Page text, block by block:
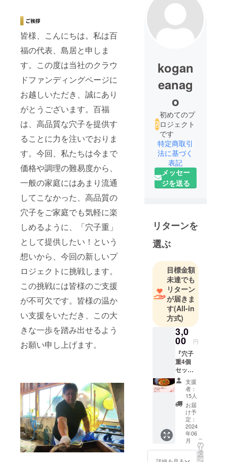
皆様、こんにちは。私は百
福の代表、島居と申しま
す。この度は当社のクラウ
ドファンディングページに
お越しいただき、誠にあり
がとうございます。百福
は、高品質な穴子を提供す
ることに力を注いでおりま
す。今回、私たちは今まで
価格や調理の難易度から、
一般の家庭にはあまり流通
してこなかった、高品質の
穴子をご家庭でも気軽に楽
しめるように、「穴子重」
として提供したい！という
想いから、今回の新しいプ
ロジェクトに挑戦します。
この挑戦には皆様のご支援
が不可欠です。皆様の温か
い支援をいただき、この大
きな一歩を踏み出せるよう
お願い申し上げます。
kogan
eanag
o
初めてのプ
ロジェクト
です
特定商取引
法に基づく
表記
メッセー
ジを送る
リターンを
選ぶ
目標金額
未達でも
リターン
が届きま
す(All-in
方式)
3,0
00 円
『穴子
重4個
セッ
ト』 今
回開発
した、
家庭で
楽しむ
ことが
出来る
「穴子
重」を4
個セッ
トをお
支援
者：
15人
お届
け予
定：
2024
年06
月
こ
の
リ
タ
ー